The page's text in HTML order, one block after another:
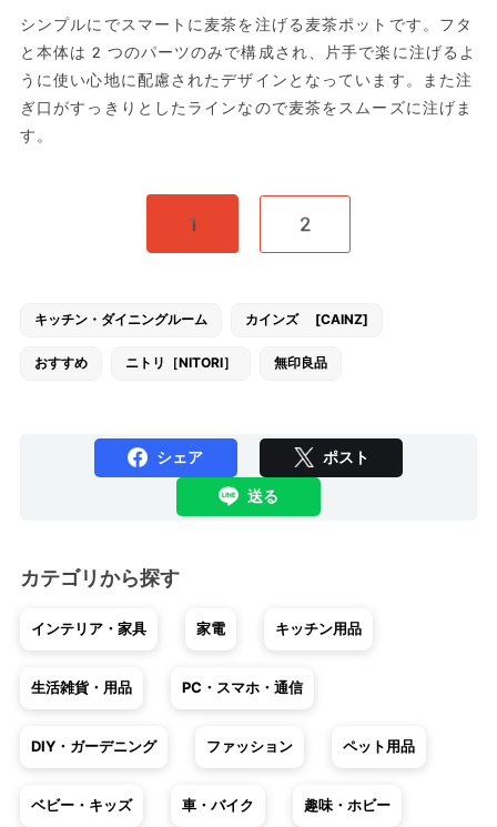
シンプルにでスマートに麦茶を注げる麦茶ポットです。フタ
と本体は2つのパーツのみで構成され、片手で楽に注げるよ
うに使い心地に配慮されたデザインとなっています。また注
ぎ口がすっきりとしたラインなので麦茶をスムーズに注げま
す。
1 2
キッチン・ダイニングルーム カインズ [CAINZ]
おすすめ ニトリ［NITORI］ 無印良品
シェア ポスト
送る
カテゴリから探す
インテリア・家具 家電 キッチン用品
生活雑貨・用品 PC・スマホ・通信
DIY・ガーデニング ファッション ペット用品
ベビー・キッズ 車・バイク 趣味・ホビー